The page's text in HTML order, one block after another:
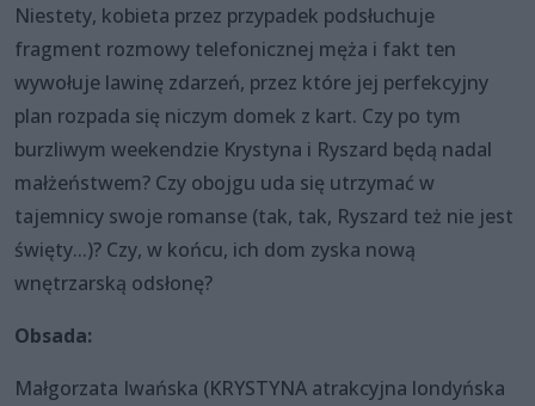
Niestety, kobieta przez przypadek podsłuchuje
fragment rozmowy telefonicznej męża i fakt ten
wywołuje lawinę zdarzeń, przez które jej perfekcyjny
plan rozpada się niczym domek z kart. Czy po tym
burzliwym weekendzie Krystyna i Ryszard będą nadal
małżeństwem? Czy obojgu uda się utrzymać w
tajemnicy swoje romanse (tak, tak, Ryszard też nie jest
święty...)? Czy, w końcu, ich dom zyska nową
wnętrzarską odsłonę?
Obsada:
Małgorzata Iwańska (KRYSTYNA atrakcyjna londyńska